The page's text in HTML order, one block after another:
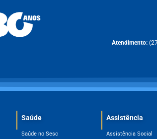
Atendimento:
Saúde
Saúde no Sesc
Assistência
Assistência Social